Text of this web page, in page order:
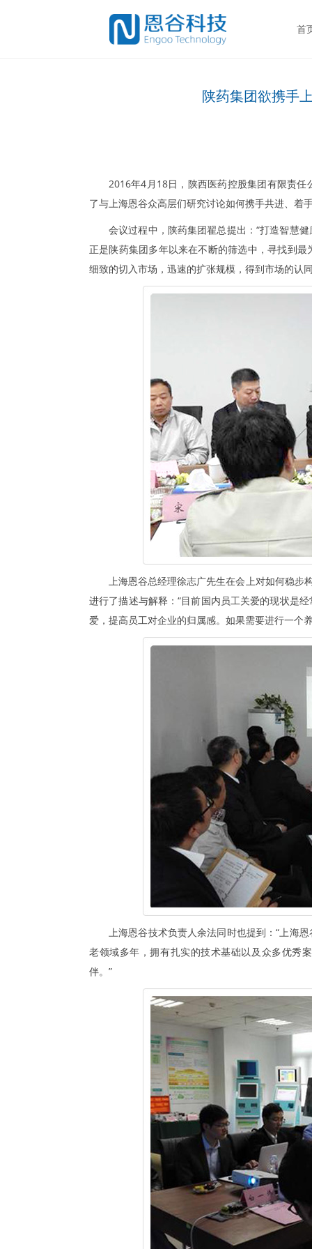
首
陕药集团欲携手
2016年4月18日，陕西医药控股集团有限责
了与上海恩谷众高层们研究讨论如何携手共进、着
会议过程中，陕药集团翟总提出：“打造智慧
正是陕药集团多年以来在不断的筛选中，寻找到
细致的切入市场，迅速的扩张规模，得到市场的认
上海恩谷总经理徐志广先生在会上对如何稳步
进行了描述与解释：“目前国内员工关爱的现状是
爱，提高员工对企业的归属感。如果需要进行一个
上海恩谷技术负责人余法同时也提到：“上海
老领域多年，拥有扎实的技术基础以及众多优秀
伴。”